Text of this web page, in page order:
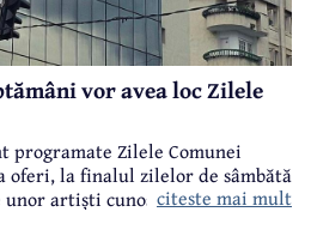
vor avea loc Zilele
programate Zilele Comunei
oferi, la finalul zilelor de sâmbătă
unor artiști cunoscuți.citeste mai mult